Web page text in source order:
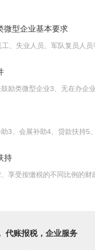
微型企业基本要求
、失业人员、军队复员人
励类微型企业3、无在办企
3、会展补助4、贷款扶持5
持
享受按缴税的不同比例的财
代账报税，企业服务